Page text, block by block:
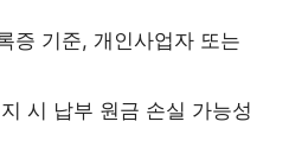
증 기준, 개인사업자 또는
시 납부 원금 손실 가능성